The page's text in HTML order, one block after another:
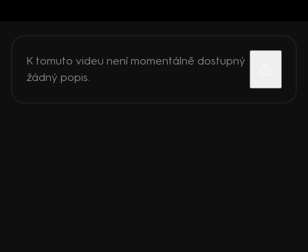
K tomuto videu není momentálně dostupný
žádný popis.